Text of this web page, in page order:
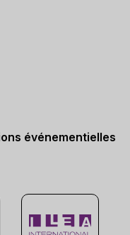
événementielles